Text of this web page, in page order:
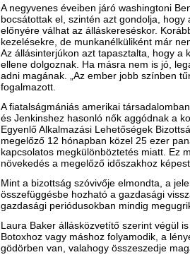
A negyvenes éveiben járó washingtoni
bocsátottak el, szintén azt gondolja,
előnyére válhat az álláskereséskor.
kezelésekre, de munkanélküliként már
Az állásinterjúkon azt tapasztalta, hogy a
ellene dolgoznak. Ha másra nem is jó,
adni magának. „Az ember jobb színben
fogalmazott.
A fiatalságmániás amerikai
és Jenkinshez hasonló nők aggódnak a
Egyenlő Alkalmazási Lehetőségek
megelőző 12 hónapban közel 25 ezer
kapcsolatos megkülönböztetés miatt. Ez
növekedés a megelőző időszakhoz
Mint a bizottság szóvivője elmondta, a
összefüggésbe hozható a gazdasági
gazdasági periódusokban mindig
Laura Baker állásközvetítő szerint végül
Botoxhoz vagy máshoz folyamodik, a
gödörben van, valahogy összeszedje